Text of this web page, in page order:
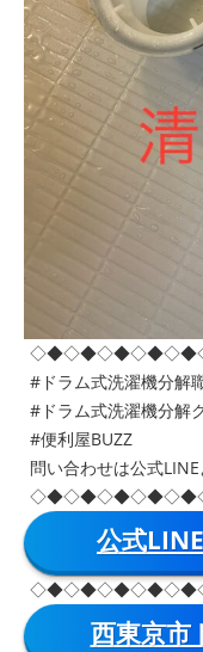
#ドラム式洗濯機分解
#ドラム式洗濯機分解
#便利屋BUZZ
問い合わせは公式
公式
西東京市